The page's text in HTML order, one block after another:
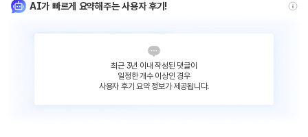
AI가 빠르게 요약해주는 사용자 후기!
최근 3년 이내 작성된 댓글이
일정한 개수 이상인 경우
사용자 후기 요약 정보가 제공됩니다.